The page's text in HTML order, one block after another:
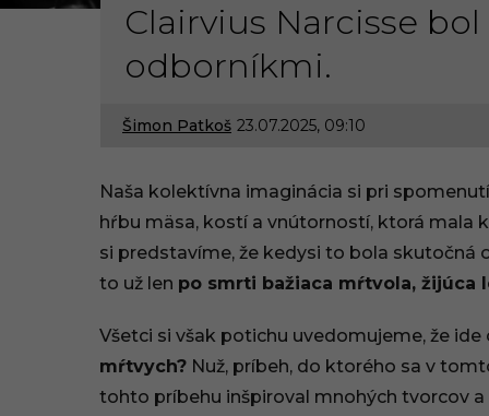
Clairvius Narcisse
odborníkmi.
Šimon Patkoš 23.07.2025, 09:10
1
.
0
.
2
Naša kolektívna imaginácia si pri
hŕbu mäsa, kostí a vnútorností, ktorá mala
si predstavíme, že kedysi to bola skutočná
to už len po smrti bažiaca mŕtvola, žijúca
Všetci si však potichu uvedomujeme, že ide
mŕtvych? Nuž, príbeh, do ktorého sa v
tohto príbehu inšpiroval mnohých tvorcov a